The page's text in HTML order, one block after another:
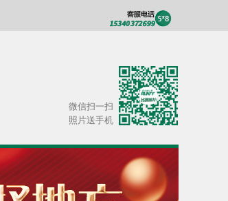
微信扫一扫
照片送手机